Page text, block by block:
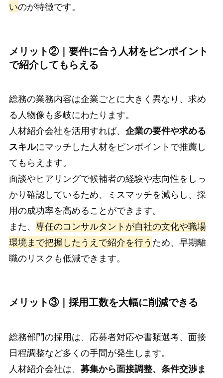
いのが特徴です。
メリット②｜要件に合う人材をピンポイント
で紹介してもらえる
総務の業務内容は企業ごとに大きく異なり、求め
る人物像も多岐にわたります。
人材紹介会社を活用すれば、 企業の要件や求める
スキルにマッチした人材をピンポイントで推薦し
てもらえます。
面談やヒアリングで候補者の経験や志向性をしっ
かり確認しているため、ミスマッチを減らし、採
用の成功率を高めることができます。
また、 専任のコンサルタントが自社の文化や職場
環境まで把握したうえで紹介を行う ため、早期離
職のリスクも低減できます。
メリット③｜採用工数を大幅に削減できる
総務部門の採用は、応募者対応や書類選考、面接
日程調整など多くの手間が発生します。
人材紹介会社は、 募集から面接調整、条件交渉ま